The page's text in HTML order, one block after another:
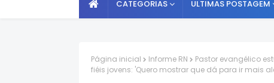
CATEGORIAS ULTIMAS POSTAGEM
Página inicial Informe RN
Pastor evangélico
fiéis jovens: 'Quero mostrar que dá para ir mais